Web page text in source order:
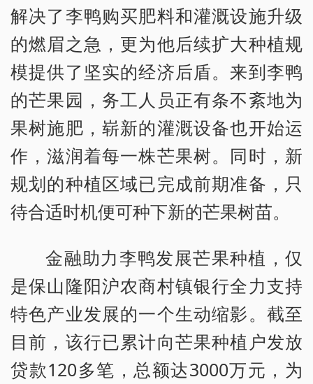
解决了李鸭购买肥料和灌溉设施升级
的燃眉之急，更为他后续扩大种植规
模提供了坚实的经济后盾。来到李鸭
的芒果园，务工人员正有条不紊地为
果树施肥，崭新的灌溉设备也开始运
作，滋润着每一株芒果树。同时，新
规划的种植区域已完成前期准备，只
待合适时机便可种下新的芒果树苗。
金融助力李鸭发展芒果种植，仅
是保山隆阳沪农商村镇银行全力支持
特色产业发展的一个生动缩影。截至
目前，该行已累计向芒果种植户发放
贷款120多笔，总额达3000万元，为